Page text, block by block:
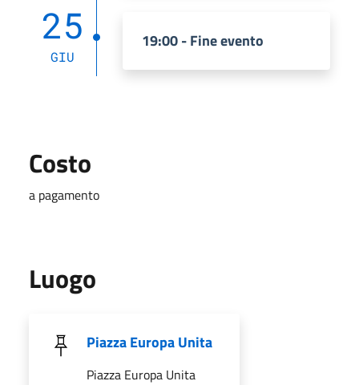
25
GIU
19:00 - Fine evento
Costo
a pagamento
Luogo
Piazza Europa Unita
Piazza Europa Unita